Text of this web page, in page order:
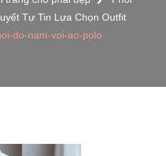
Tự Tin Lựa Chọn Outfit
do-nam-voi-ao-polo